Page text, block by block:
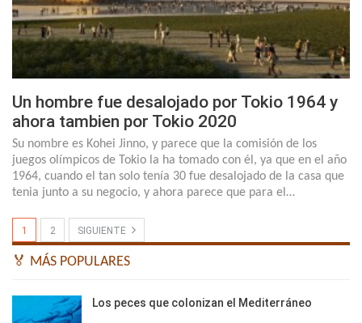
Un hombre fue desalojado por Tokio 1964 y
ahora tambien por Tokio 2020
Su nombre es Kohei Jinno, y parece que la comisión de los
juegos olímpicos de Tokio la ha tomado con él, ya que en el año
1964, cuando el tan solo tenía 30 fue desalojado de la casa que
tenia junto a su negocio, y ahora parece que para el…
1 2 SIGUIENTE
🏅 MÁS POPULARES
Los peces que colonizan el Mediterráneo